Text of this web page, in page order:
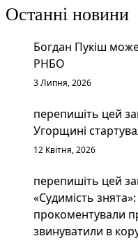
Останні новини
Богдан Пукіш
РНБО
3 Липня, 2026
перепишіть цей
Угорщині
12 Квітня, 2026
перепишіть цей
«Судимість
прокоментували
звинуватили в